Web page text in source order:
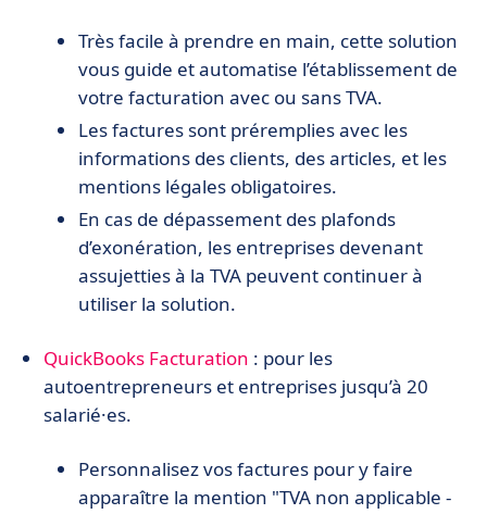
Très facile à prendre en main, cette solution
vous guide et automatise l’établissement de
votre facturation avec ou sans TVA.
Les factures sont préremplies avec les
informations des clients, des articles, et les
mentions légales obligatoires.
En cas de dépassement des plafonds
d’exonération, les entreprises devenant
assujetties à la TVA peuvent continuer à
utiliser la solution.
QuickBooks Facturation : pour les
autoentrepreneurs et entreprises jusqu’à 20
salarié·es.
Personnalisez vos factures pour y faire
apparaître la mention "TVA non applicable -